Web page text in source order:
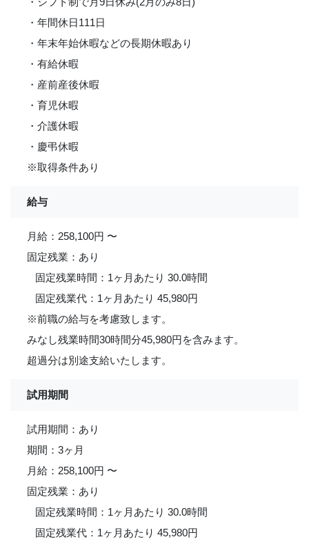
・年間休日111日
・年末年始休暇などの長期休暇あり
・有給休暇
・産前産後休暇
・育児休暇
・介護休暇
・慶弔休暇
※取得条件あり
給与
月給：258,100円 〜
固定残業：あり
固定残業時間：1ヶ月あたり 30.0時間
固定残業代：1ヶ月あたり 45,980円
※前職の給与を考慮致します。
みなし残業時間30時間分45,980円を含みます。
超過分は別途支給いたします。
試用期間
試用期間：あり
期間：3ヶ月
月給：258,100円 〜
固定残業：あり
固定残業時間：1ヶ月あたり 30.0時間
固定残業代：1ヶ月あたり 45,980円